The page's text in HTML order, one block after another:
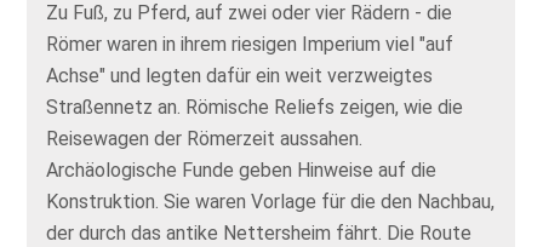
Zu Fuß, zu Pferd, auf zwei oder vier Rädern - die
Römer waren in ihrem riesigen Imperium viel "auf
Achse" und legten dafür ein weit verzweigtes
Straßennetz an. Römische Reliefs zeigen, wie die
Reisewagen der Römerzeit aussahen.
Archäologische Funde geben Hinweise auf die
Konstruktion. Sie waren Vorlage für die den Nachbau,
der durch das antike Nettersheim fährt. Die Route